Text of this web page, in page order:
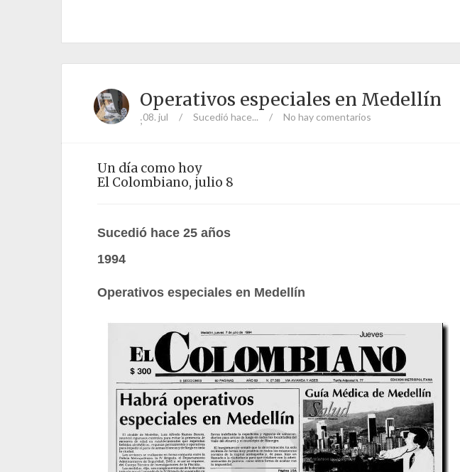
Operativos especiales en Medellín
;08. jul / Sucedió hace... / No hay comentarios
Un día como hoy
El Colombiano, julio 8
Sucedió hace 25 años
1994
Operativos especiales en Medellín